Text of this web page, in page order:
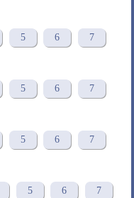
5 6 7
5 6 7
5 6 7
5 6 7